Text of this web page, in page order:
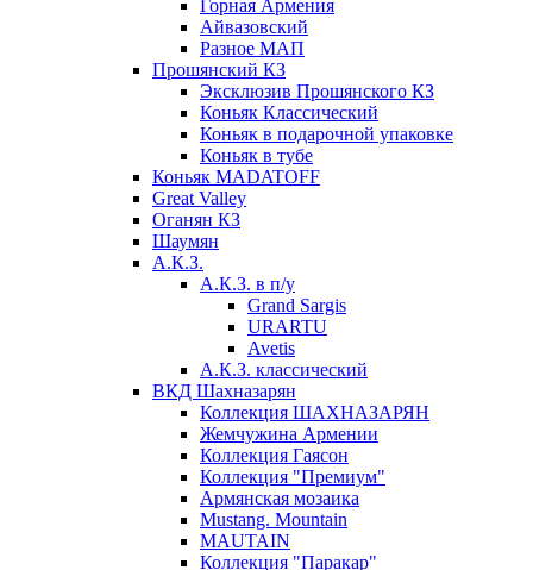
Горная Армения
Айвазовский
Разное МАП
Прошянский КЗ
Эксклюзив Прошянского КЗ
Коньяк Классический
Коньяк в подарочной упаковке
Коньяк в тубе
Коньяк MADATOFF
Great Valley
Оганян КЗ
Шаумян
А.К.З.
А.К.З. в п/у
Grand Sargis
URARTU
Avetis
А.К.З. классический
ВКД Шахназарян
Коллекция ШАХНАЗАРЯН
Жемчужина Армении
Коллекция Гаясон
Коллекция "Премиум"
Армянская мозаика
Mustang. Mountain
MAUTAIN
Коллекция "Паракар"